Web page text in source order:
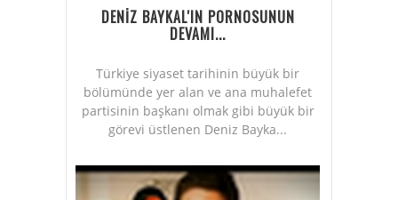
DENİZ BAYKAL'IN PORNOSUNUN
DEVAMI...
Türkiye siyaset tarihinin büyük bir
bölümünde yer alan ve ana muhalefet
partisinin başkanı olmak gibi büyük bir
görevi üstlenen Deniz Bayka...